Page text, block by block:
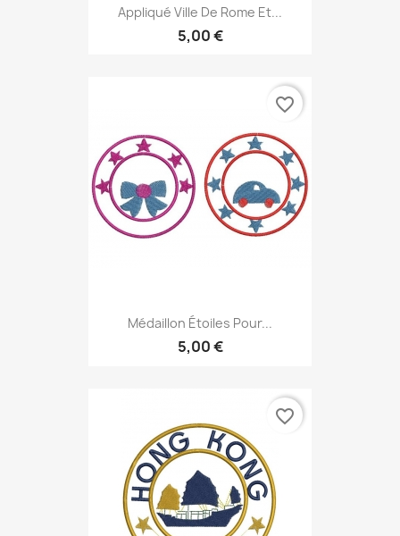
Appliqué Ville De Rome Et...
5,00 €
Médaillon Étoiles Pour...
5,00 €
favorite_border
favorite_border